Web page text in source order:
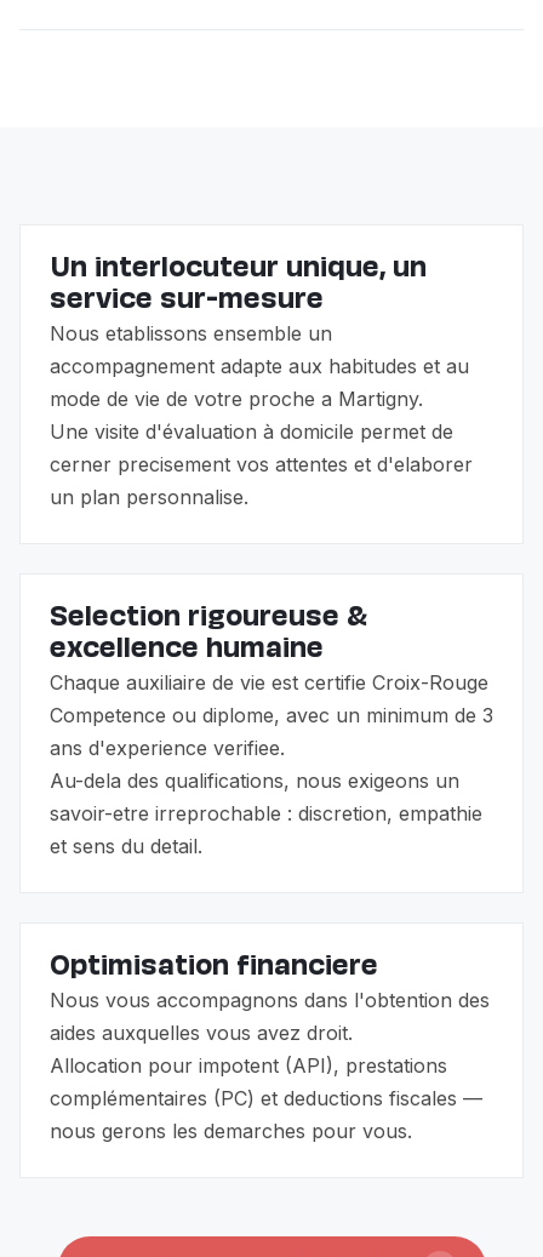
Un interlocuteur unique, un
service sur-mesure
Nous etablissons ensemble un
accompagnement adapte aux habitudes et au
mode de vie de votre proche a Martigny.
Une visite d'évaluation à domicile permet de
cerner precisement vos attentes et d'elaborer
un plan personnalise.
Selection rigoureuse &
excellence humaine
Chaque auxiliaire de vie est certifie Croix-Rouge
Competence ou diplome, avec un minimum de 3
ans d'experience verifiee.
Au-dela des qualifications, nous exigeons un
savoir-etre irreprochable : discretion, empathie
et sens du detail.
Optimisation financiere
Nous vous accompagnons dans l'obtention des
aides auxquelles vous avez droit.
Allocation pour impotent (API), prestations
complémentaires (PC) et deductions fiscales —
nous gerons les demarches pour vous.